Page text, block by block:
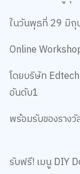
ในวันพุธที่ 29 มิถุ
Online
โดยบริษัท
อันดับ1
พร้อมรับของราง
รับฟรี! เมนู DIY